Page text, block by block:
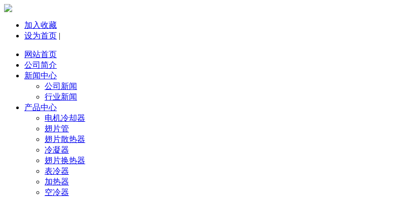
加入收藏
设为首页 |
网站首页
公司简介
新闻中心
公司新闻
行业新闻
产品中心
电机冷却器
翅片管
翅片散热器
冷凝器
翅片换热器
表冷器
加热器
空冷器